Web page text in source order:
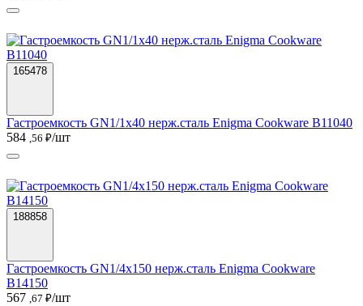
165478
Гастроемкость GN1/1х40 нерж.сталь Enigma Cookware B11040
584 ,56 ₽/шт
188858
Гастроемкость GN1/4х150 нерж.сталь Enigma Cookware
B14150
567 ,67 ₽/шт